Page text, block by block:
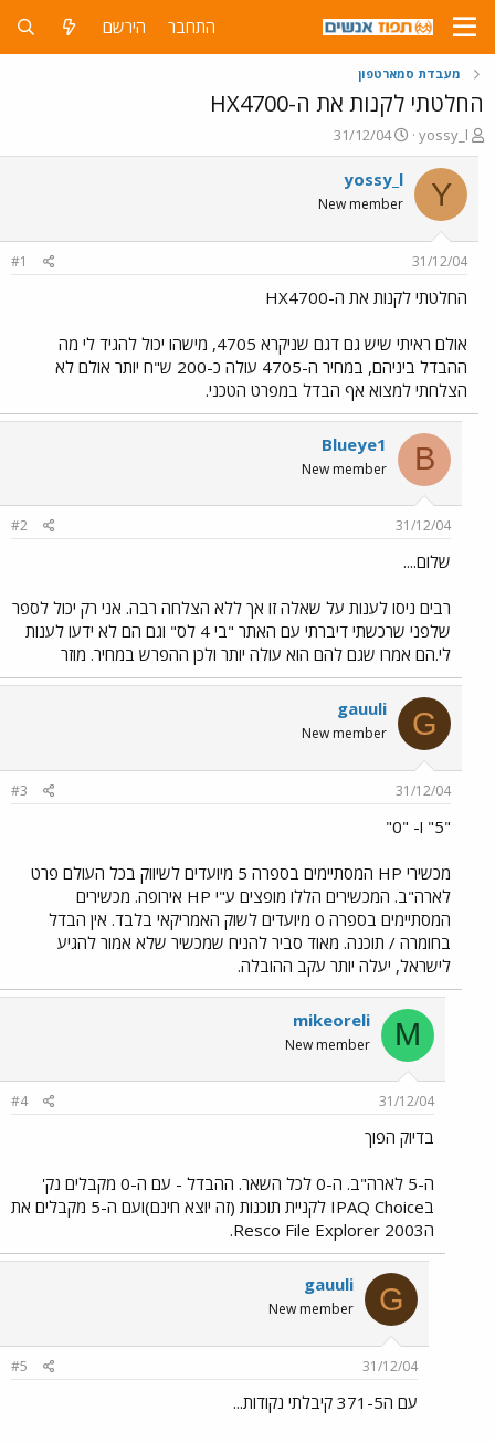
התחבר הירשם
מעבדת סמארטפון
החלטתי לקנות את ה-HX4700
פ
ו
ת
ח
ה
ש
א
yossy_l
פ
ו
ר
ס
ם
ר
31/12/04
Y
yossy_l
New member
31/12/04
#1
החלטתי לקנות את ה-HX4700
אולם ראיתי שיש גם דגם שניקרא 4705, מישהו יכול להגיד לי מה
ההבדל ביניהם, במחיר ה-4705 עולה כ-200 ש"ח יותר אולם לא
הצלחתי למצוא אף הבדל במפרט הטכני.
B
Blueye1
New member
31/12/04
#2
שלום....
רבים ניסו לענות על שאלה זו אך ללא הצלחה רבה. אני רק יכול לספר
שלפני שרכשתי דיברתי עם האתר "בי 4 לס" וגם הם לא ידעו לענות
לי.הם אמרו שגם להם הוא עולה יותר ולכן ההפרש במחיר. מוזר
G
gauuli
New member
31/12/04
#3
"5" ו- "0"
מכשירי HP המסתיימים בספרה 5 מיועדים לשיווק בכל העולם פרט
לארה"ב. המכשירים הללו מופצים ע"י HP אירופה. מכשירים
המסתיימים בספרה 0 מיועדים לשוק האמריקאי בלבד. אין הבדל
בחומרה / תוכנה. מאוד סביר להניח שמכשיר שלא אמור להגיע
לישראל, יעלה יותר עקב ההובלה.
M
mikeoreli
New member
31/12/04
#4
בדיוק הפוך
ה-5 לארה"ב. ה-0 לכל השאר. ההבדל - עם ה-0 מקבלים נק'
בIPAQ Choice לקניית תוכנות (זה יוצא חינם)ועם ה-5 מקבלים את
הResco File Explorer 2003.
G
gauuli
New member
31/12/04
#5
עם ה371-5 קיבלתי נקודות...